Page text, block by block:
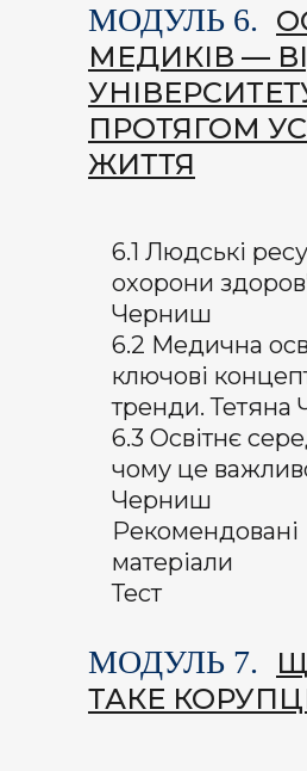
МОДУЛЬ 6.
МЕДИКІВ —
ПРОТЯГОМ
ЖИТТЯ
6.1 Людські
охорони
Черниш
6.2 Медична
ключові
тренди.
6.3 Освітнє
чому це
Черниш
Рекомендовані
матеріали
Тест
МОДУЛЬ 7.
ТАКЕ